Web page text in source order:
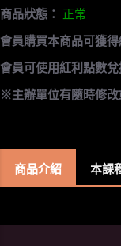
商品狀態： 正常
會員購買本商品可獲得
會員可使用紅利點數兌
※主辦單位有隨時修改
商品介紹 本課